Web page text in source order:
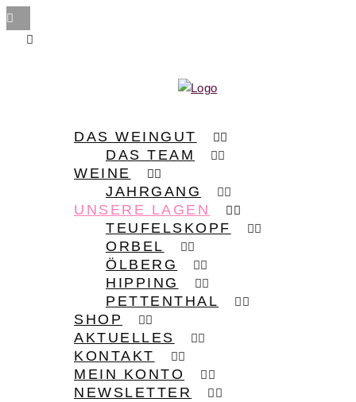
DAS WEINGUT
DAS TEAM
WEINE
JAHRGANG
UNSERE LAGEN
TEUFELSKOPF
ORBEL
ÖLBERG
HIPPING
PETTENTHAL
SHOP
AKTUELLES
KONTAKT
MEIN KONTO
NEWSLETTER